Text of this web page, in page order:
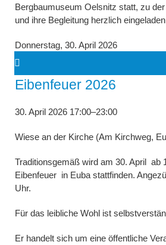
Bergbaumuseum Oelsnitz statt, zu
und ihre Begleitung herzlich
Donnerstag, 30. April 2026
Eibenfeuer 2026
30. April 2026 17:00–23:00
Wiese an der Kirche (Am Kirchweg,
Traditionsgemäß wird am 30. April ab
Eibenfeuer in Euba stattfinden.
Uhr.
Für das leibliche Wohl ist
Er handelt sich um eine öffentliche